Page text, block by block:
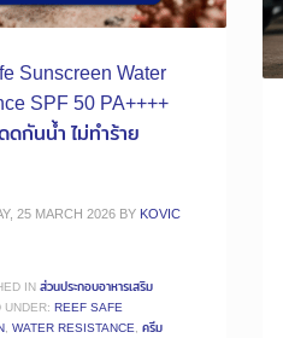
Sunscreen Water
SPF 50 PA++++
กันน้ำ ไม่ทำร้าย
25 MARCH 2026 BY KOVIC
INส่วนประกอบอาหารเสริม
UNDER: REEF SAFE
, WATER RESISTANCE, ครีม